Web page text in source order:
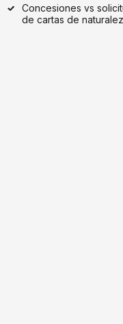
Concesiones vs
de cartas de